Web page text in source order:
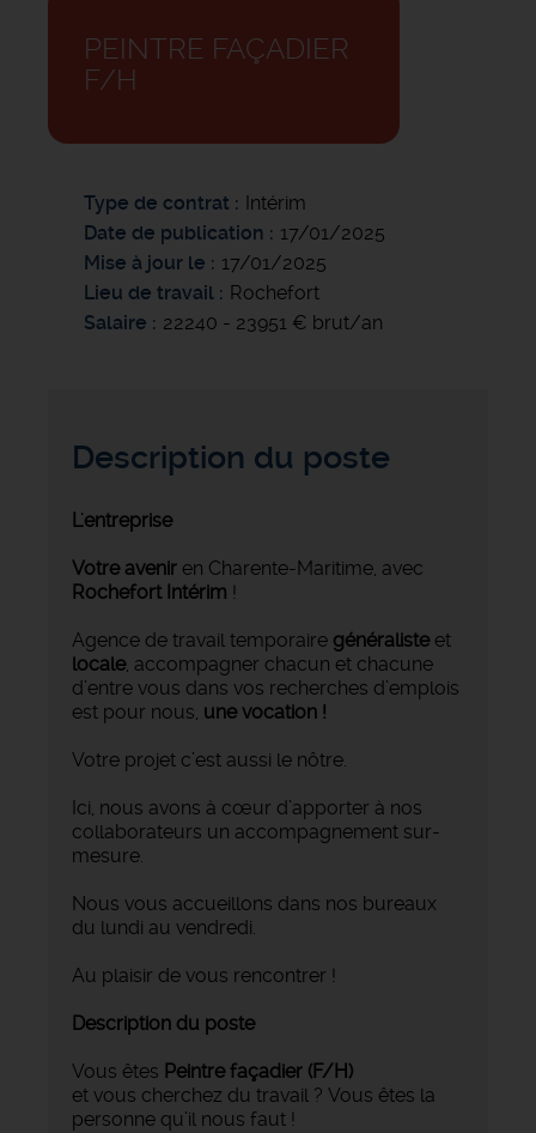
PEINTRE FAÇADIER
F/H
Type de contrat
Intérim
Date de publication
17/01/2025
Mise à jour le
17/01/2025
Lieu de travail
Rochefort
Salaire
22240 - 23951 € brut/an
Description du poste
L'entreprise
Votre avenir en Charente-Maritime, avec
Rochefort Intérim !
Agence de travail temporaire généralisteet
locale, accompagner chacun et chacune
d’entre vous dans vos recherches d’emplois
est pour nous, une vocation !
Votre projet c’est aussi le nôtre.
Ici, nous avons à cœur d’apporter à nos
collaborateurs un accompagnement sur-
mesure.
Nous vous accueillons dans nos bureaux
du lundi au vendredi.
Au plaisir de vous rencontrer !
Description du poste
Vous êtes Peintre façadier (F/H)
et vous cherchez du travail ? Vous êtes la
personne qu’il nous faut !